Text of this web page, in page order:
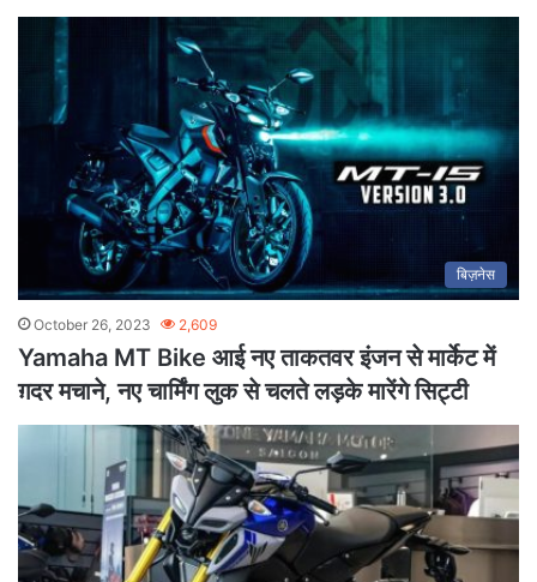
बिज़नेस
October 26, 2023 2,609
Yamaha MT Bike आई नए ताकतवर इंजन से मार्केट में
ग़दर मचाने, नए चार्मिंग लुक से चलते लड़के मारेंगे सिट्टी